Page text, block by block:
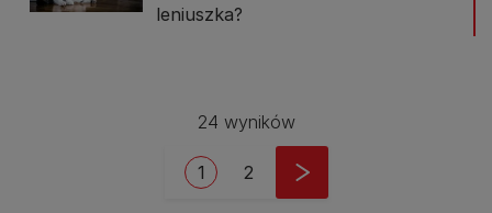
leniuszka?
24 wyników
Bieżąca strona
1 Strona
2